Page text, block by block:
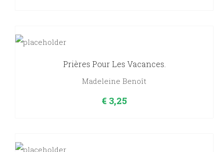
Prières Pour Les Vacances.
Madeleine Benoît
€ 3,25